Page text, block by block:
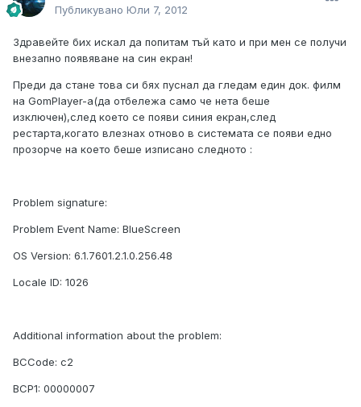
Публикувано Юли 7, 2012
Здравейте бих искал да попитам тъй като и при мен се получи
внезапно появяване на син екран!
Преди да стане това си бях пуснал да гледам един док. филм
на GomPlayer-а(да отбележа само че нета беше
изключен),след което се появи синия екран,след
рестарта,когато влезнах отново в системата се появи едно
прозорче на което беше изписано следното :
Problem signature:
Problem Event Name: BlueScreen
OS Version: 6.1.7601.2.1.0.256.48
Locale ID: 1026
Additional information about the problem:
BCCode: c2
BCP1: 00000007